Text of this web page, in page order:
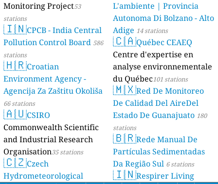
Monitoring Project53
stations
🇮🇳CPCB - India Central
Pollution Control Board 586
stations
🇭🇷Croatian
Environment Agency -
Agencija Za Zaštitu Okoliša
66 stations
🇦🇺CSIRO
Commonwealth Scientific
and Industrial Research
Organisation35 stations
🇨🇿Czech
Hydrometeorological
L'ambiente | Provincia
Autonoma Di Bolzano - Alto
Adige 14 stations
🇨🇦Québec CEAEQ
Centre d'expertise en
analyse environnementale
du Québec101 stations
🇲🇽Red De Monitoreo
De Calidad Del AireDel
Estado De Guanajuato 180
stations
🇧🇷Rede Manual De
Partículas Sedimentadas
Da Região Sul 6 stations
🇮🇳Respirer Living